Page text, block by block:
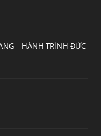
– HÀNH TRÌNH ĐỨC